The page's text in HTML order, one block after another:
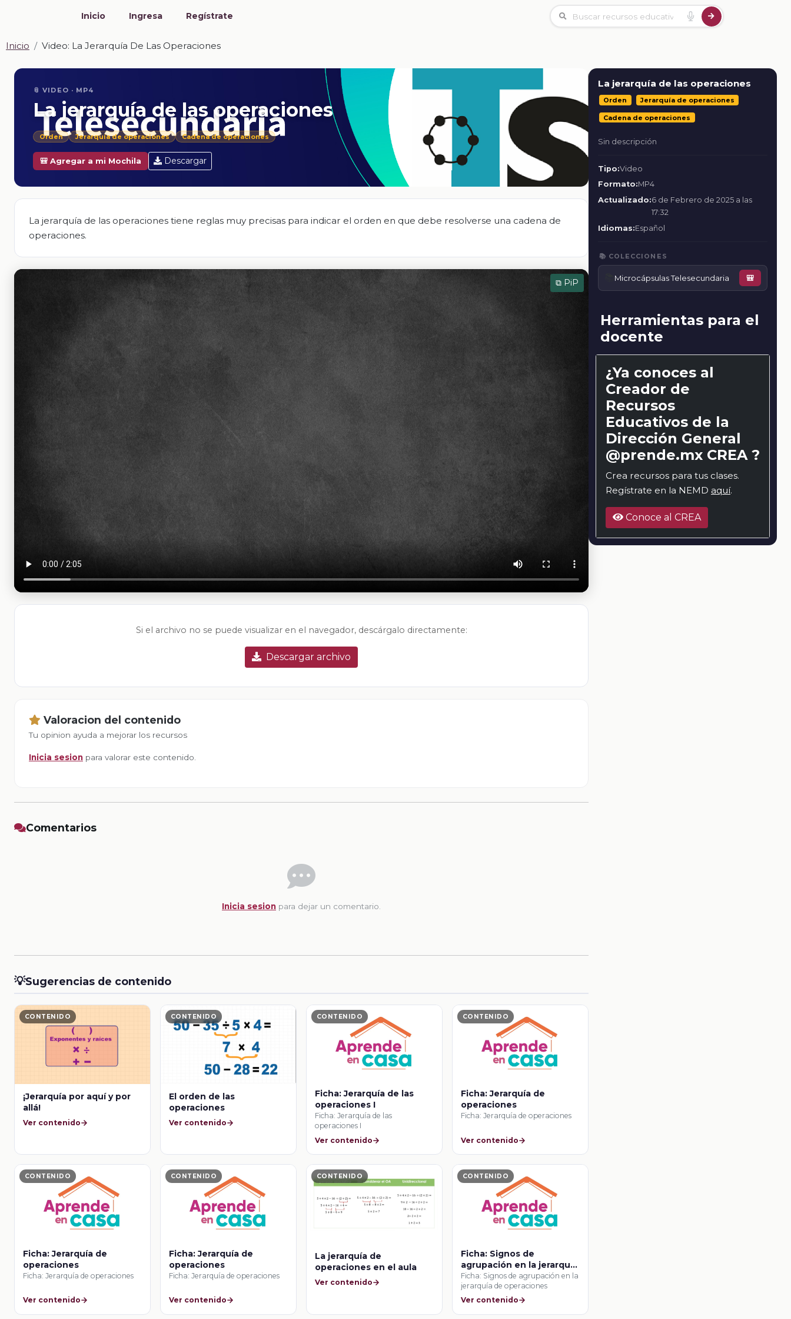
Inicio Ingresa Regístrate
Inicio Video: La Jerarquía De Las Operaciones
📎 VIDEO · MP4
La jerarquía de las operaciones
Orden Jerarquía de operaciones Cadena de operaciones
🎒 Agregar a mi Mochila Descargar
La jerarquía de las operaciones tiene reglas muy precisas para indicar el orden en que debe resolverse una cadena de
operaciones.
⧉ PiP
Si el archivo no se puede visualizar en el navegador, descárgalo directamente:
Descargar archivo
Valoracion del contenido
Tu opinion ayuda a mejorar los recursos
Inicia sesion para valorar este contenido.
Comentarios
Inicia sesion para dejar un comentario.
💡Sugerencias de contenido
CONTENIDO
¡Jerarquía por aquí y por
allá!
Ver contenido
CONTENIDO
El orden de las
operaciones
Ver contenido
CONTENIDO
Ficha: Jerarquía de las
operaciones I
Ficha: Jerarquía de las
operaciones I
Ver contenido
CONTENIDO
Ficha: Jerarquía de
operaciones
Ficha: Jerarquía de operaciones
Ver contenido
CONTENIDO
Ficha: Jerarquía de
operaciones
Ficha: Jerarquía de operaciones
Ver contenido
CONTENIDO
Ficha: Jerarquía de
operaciones
Ficha: Jerarquía de operaciones
Ver contenido
CONTENIDO
La jerarquía de
operaciones en el aula
Ver contenido
CONTENIDO
Ficha: Signos de
agrupación en la jerarquía
de operaciones
Ficha: Signos de agrupación en la
jerarquía de operaciones
Ver contenido
La jerarquía de las operaciones
Orden Jerarquía de operaciones
Cadena de operaciones
Sin descripción
Tipo:Video
Formato:MP4
Actualizado:6 de Febrero de 2025 a las
17:32
Idiomas:Español
📚 COLECCIONES
Microcápsulas Telesecundaria 🎒
Herramientas para el
docente
¿Ya conoces al
Creador de
Recursos
Educativos de la
Dirección General
@prende.mx CREA ?
Crea recursos para tus clases.
Regístrate en la NEMD aquí.
Conoce al CREA